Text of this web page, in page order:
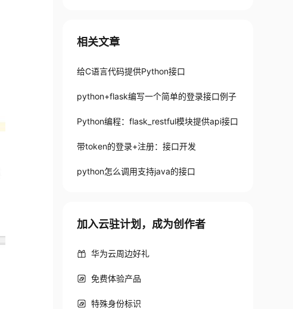
相关文章
给C语言代码提供Python接口
python+flask编写一个简单的登录接口例子
Python编程：flask_restful模块提供api接口
带token的登录+注册：接口开发
python怎么调用支持java的接口
加入云驻计划，成为创作者
华为云周边好礼
免费体验产品
特殊身份标识